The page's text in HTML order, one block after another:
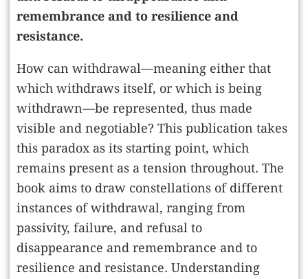
remembrance and to resilience and
resistance.
How can withdrawal—meaning either that
which withdraws itself, or which is being
withdrawn—be represented, thus made
visible and negotiable? This publication takes
this paradox as its starting point, which
remains present as a tension throughout. The
book aims to draw constellations of different
instances of withdrawal, ranging from
passivity, failure, and refusal to
disappearance and remembrance and to
resilience and resistance. Understanding